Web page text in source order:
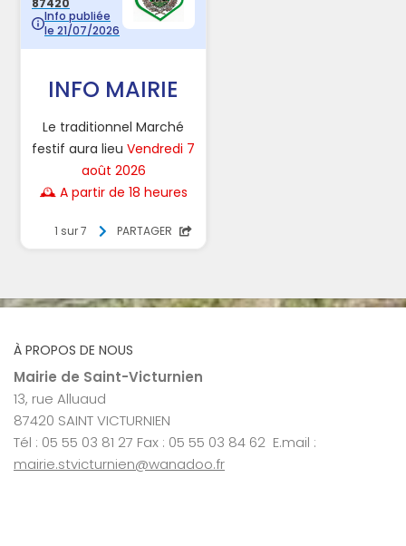
À PROPOS DE NOUS
Mairie de Saint-Victurnien
13, rue Alluaud
87420 SAINT VICTURNIEN
Tél : 05 55 03 81 27 Fax : 05 55 03 84 62 E.mail :
mairie.stvicturnien@wanadoo.fr